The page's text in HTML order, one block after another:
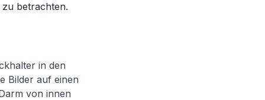
betrachten.
in den
Bilder auf einen
von innen